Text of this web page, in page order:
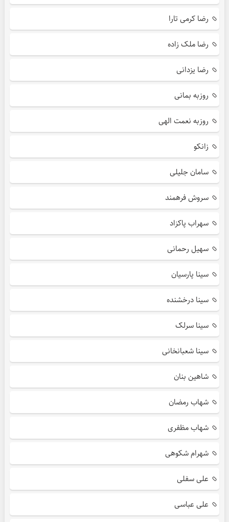
رضا کرمی تارا
رضا ملک زاده
رضا یزدانی
روزبه بمانی
روزبه نعمت الهی
زانکو
سامان جلیلی
سروش فرهمند
سهراب پاکزاد
سهیل رحمانی
سینا پارسیان
سینا درخشنده
سینا سرلک
سینا شعبانخانی
شاهین بنان
شهاب رمضان
شهاب مظفری
شهرام شکوهی
علی سفلی
علی عباسی